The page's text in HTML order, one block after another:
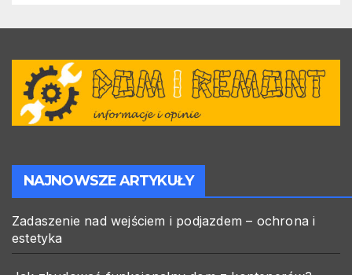
NAJNOWSZE ARTYKUŁY
Zadaszenie nad wejściem i podjazdem – ochrona i
estetyka